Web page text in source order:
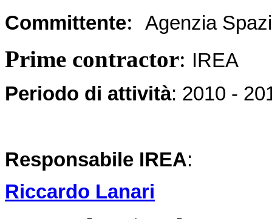
Committente: Agenzia
Prime contractor: IREA
Periodo di attività: 2010 -
Responsabile IREA:
Riccardo Lanari